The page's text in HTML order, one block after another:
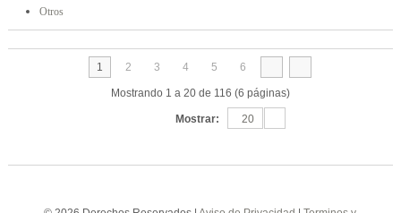
Otros
1 2 3 4 5 6
Mostrando 1 a 20 de 116 (6 páginas)
Mostrar: 20